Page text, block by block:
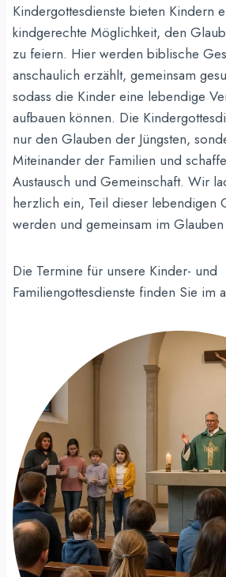
Kindergottesdienste bieten Kindern
kindgerechte Möglichkeit, den
zu feiern. Hier werden biblische
anschaulich erzählt, gemeinsam
sodass die Kinder eine lebendige
aufbauen können. Die
nur den Glauben der Jüngsten,
Miteinander der Familien und
Austausch und Gemeinschaft. Wir
herzlich ein, Teil dieser lebendigen
werden und gemeinsam im
Die Termine für unsere Kinder- und
Familiengottesdienste finden Sie im